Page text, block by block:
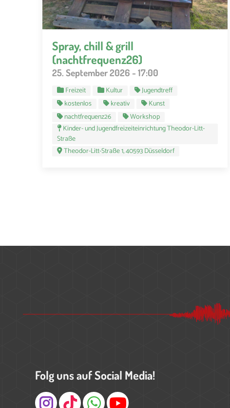
Spray, chill & grill
(nachtfrequenz26)
25. September 2026 - 17:00
Freizeit Kultur
Jugendtreff
kostenlos
kreativ
Kunst
nachtfrequenz26
Workshop
Kinder- und Jugendfreizeiteinrichtung Theodor-Litt-
Straße
Theodor-Litt-Straße 1, 40593 Düsseldorf
Folg uns auf Social Media!